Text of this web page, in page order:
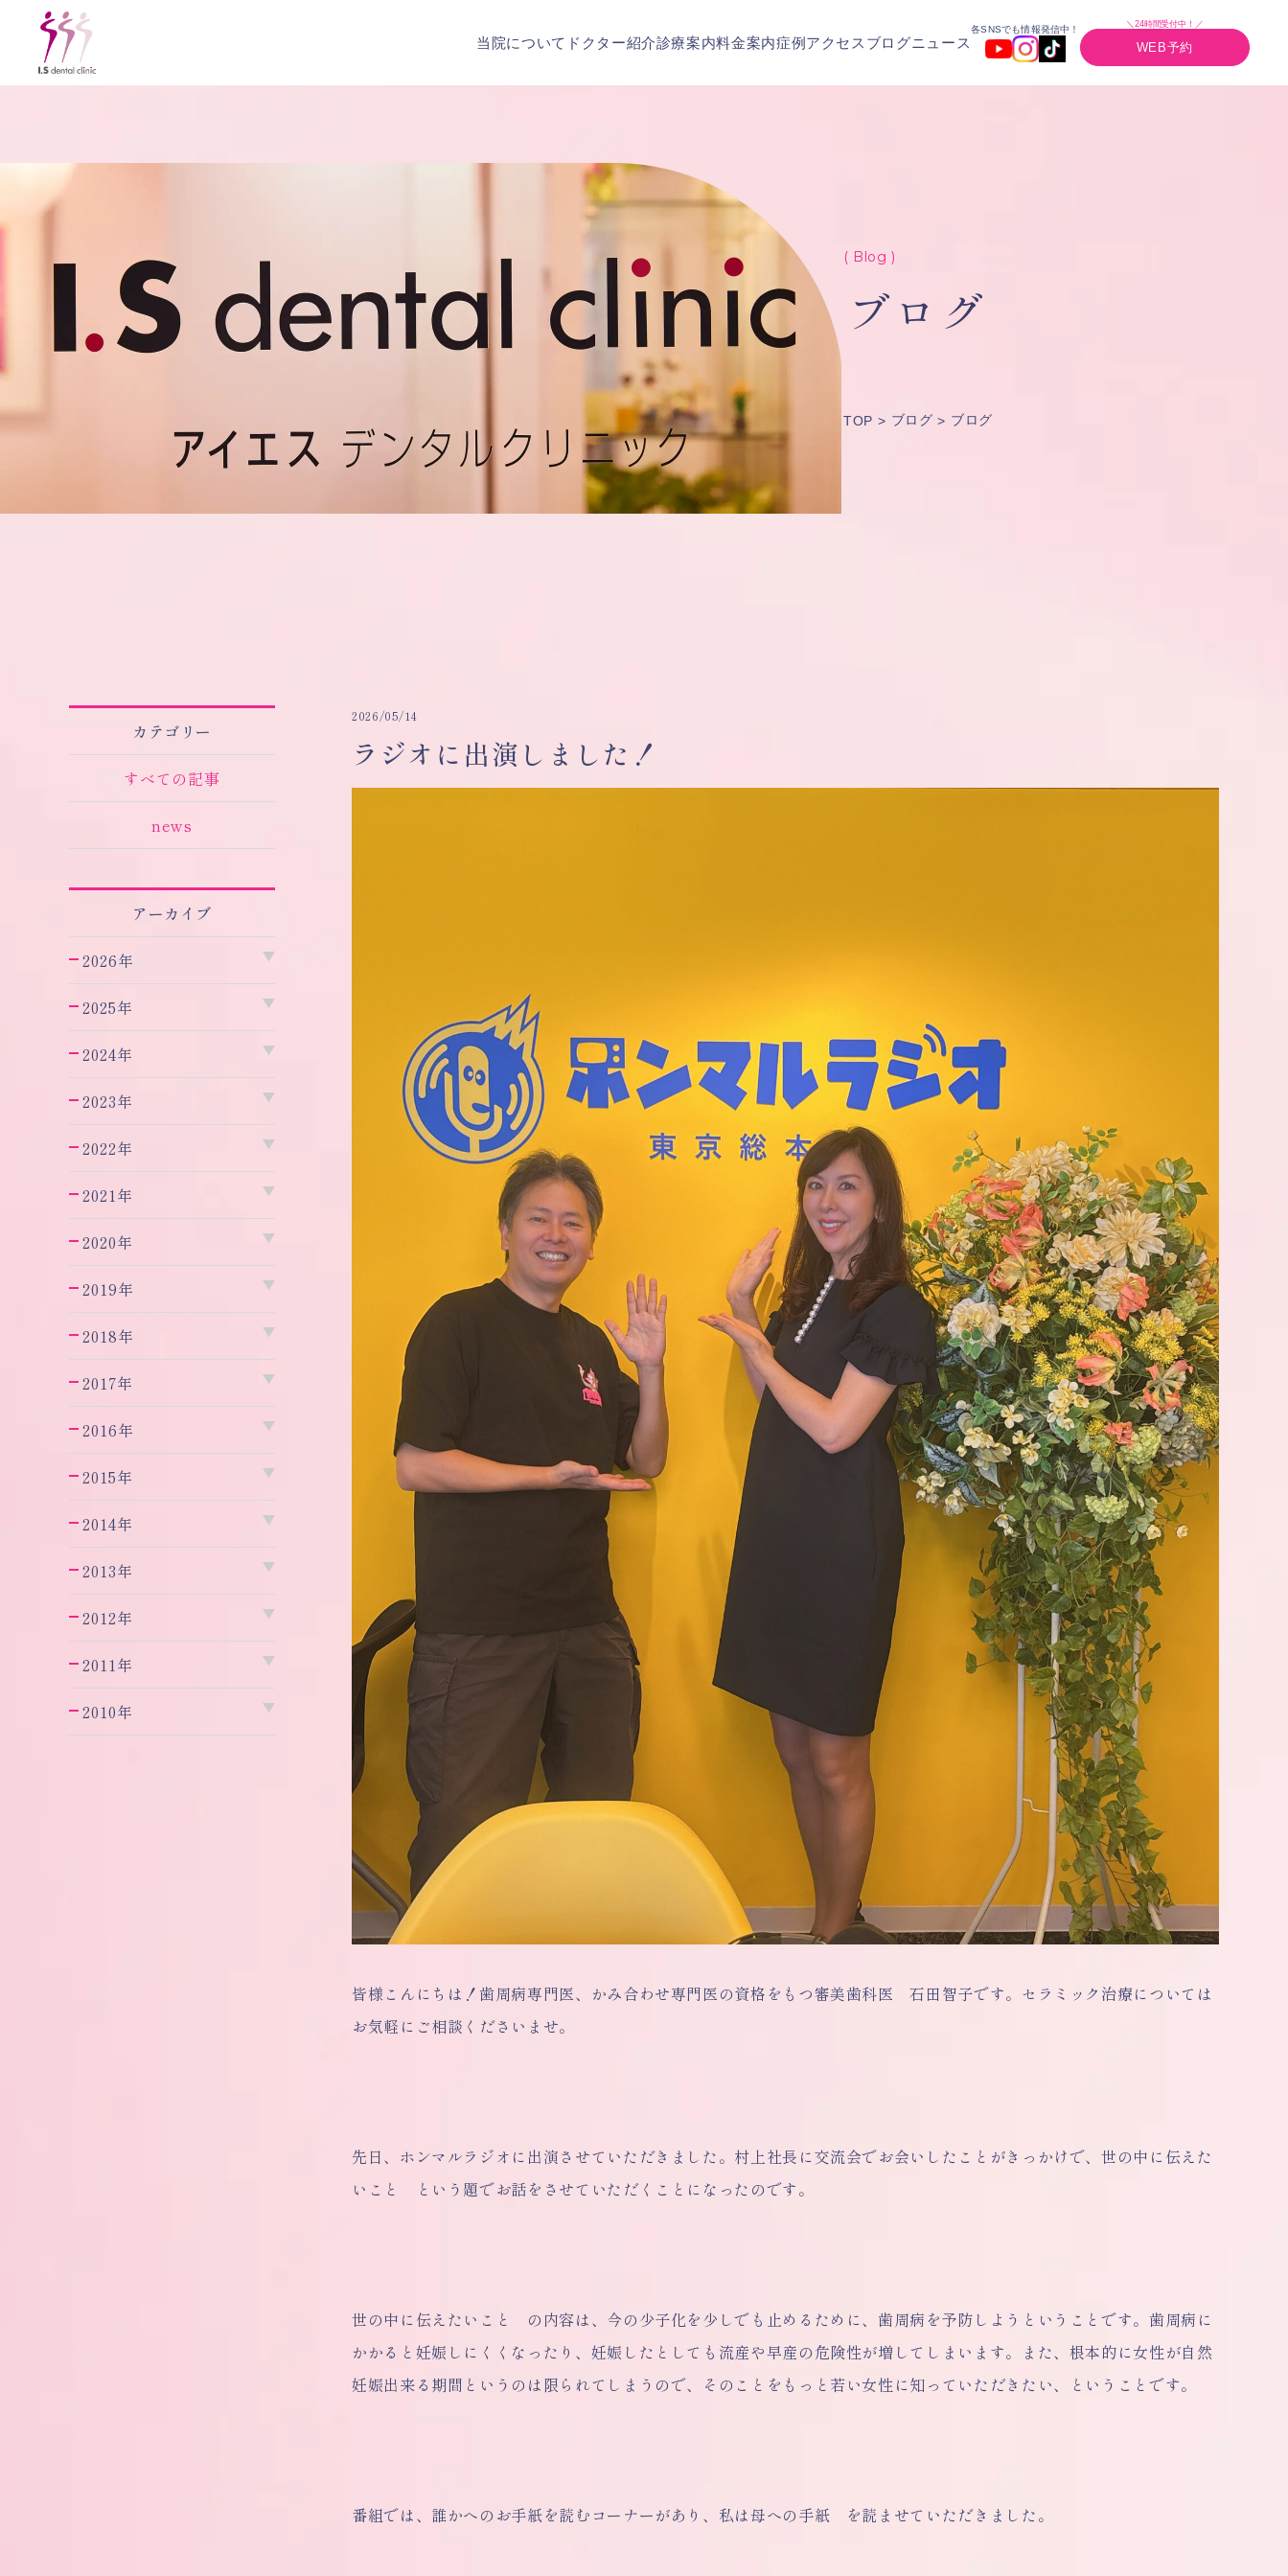
当院について ドクター紹介診療案内料金案内症例アクセス ブログニュース
各SNSでも情報発信中！
＼24時間受付中！／
WEB予約
( Blog )
ブログ
TOP ブログ ブログ
カテゴリー
すべての記事
news
アーカイブ
2026年
2025年
2024年
2023年
2022年
2021年
2020年
2019年
2018年
2017年
2016年
2015年
2014年
2013年
2012年
2011年
2010年
2026/05/14
ラジオに出演しました！
皆様こんにちは！歯周病専門医、かみ合わせ専門医の資格をもつ審美歯科医 石田智子です。セラミック治療については
お気軽にご相談くださいませ。
先日、ホンマルラジオに出演させていただきました。村上社長に交流会でお会いしたことがきっかけで、世の中に伝えた
いこと という題でお話をさせていただくことになったのです。
世の中に伝えたいこと の内容は、今の少子化を少しでも止めるために、歯周病を予防しようということです。歯周病に
かかると妊娠しにくくなったり、妊娠したとしても流産や早産の危険性が増してしまいます。また、根本的に女性が自然
妊娠出来る期間というのは限られてしまうので、そのことをもっと若い女性に知っていただきたい、ということです。
番組では、誰かへのお手紙を読むコーナーがあり、私は母への手紙 を読ませていただきました。